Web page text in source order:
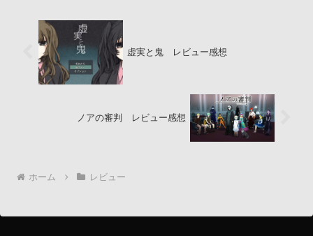
虚実と鬼 レビュー感想
ノアの審判 レビュー感想
ホーム レビュー